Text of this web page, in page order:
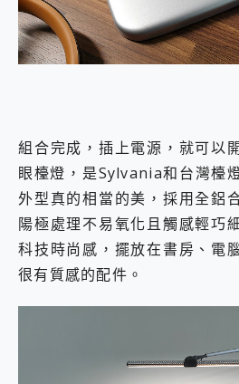
組合完成，插上電源，就可以
眼檯燈，是Sylvania和台灣檯
外型真的相當的美，採用全鋁
陽極處理不易氧化且觸感輕巧
科技時尚感，擺放在書房、電
很有質感的配件。